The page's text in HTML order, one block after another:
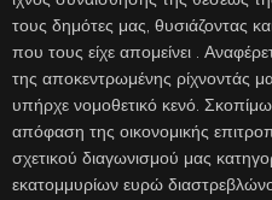
τους δημότες μας, θυσιάζοντας
που τους είχε απομείνει .
της αποκεντρωμένης ρίχνοντάς
υπήρχε νομοθετικό κενό.
απόφαση της οικονομικής
σχετικού διαγωνισμού μας
εκατομμυρίων ευρώ